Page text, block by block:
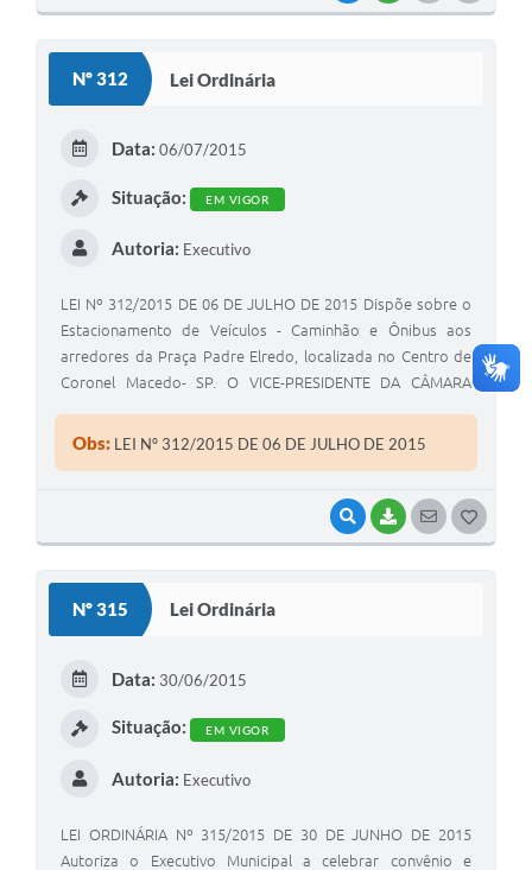
Nº 312 Lei Ordinária
VISUALIZAR
BAIXARSEGUIR
Data: 06/07/2015
Situação: EM VIGOR
Autoria: Executivo
LEI Nº 312/2015 DE 06 DE JULHO DE 2015 Dispõe sobre o
Estacionamento de Veículos - Caminhão e Ônibus aos
arredores da Praça Padre Elredo, localizada no Centro de
Coronel Macedo- SP. O VICE-PRESIDENTE DA CÂMARA
PAULO, VEREADOR JOAQUIM VALDECIR GARCIA, DE
Obs: LEI Nº 312/2015 DE 06 DE JULHO DE 2015
Nº 315 Lei Ordinária
Data: 30/06/2015
Situação: EM VIGOR
Autoria: Executivo
LEI ORDINÁRIA Nº 315/2015 DE 30 DE JUNHO DE 2015
Autoriza o Executivo Municipal a celebrar convênio e